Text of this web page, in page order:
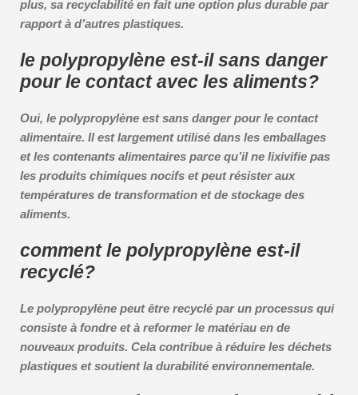
plus, sa recyclabilité en fait une option plus durable par
rapport à d’autres plastiques.
le polypropylène est-il sans danger
pour le contact avec les aliments?
Oui, le polypropylène est sans danger pour le contact
alimentaire. Il est largement utilisé dans les emballages
et les contenants alimentaires parce qu’il ne lixivifie pas
les produits chimiques nocifs et peut résister aux
températures de transformation et de stockage des
aliments.
comment le polypropylène est-il
recyclé?
Le polypropylène peut être recyclé par un processus qui
consiste à fondre et à reformer le matériau en de
nouveaux produits. Cela contribue à réduire les déchets
plastiques et soutient la durabilité environnementale.